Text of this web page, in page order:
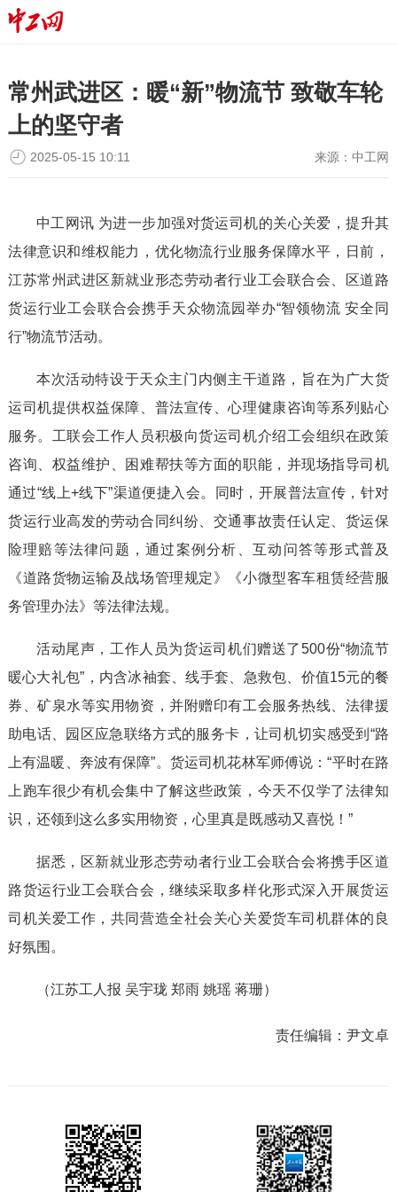
常州武进区：暖“新”物流节 致敬车轮
上的坚守者
来源：中工网
2025-05-15 10:11
中工网讯 为进一步加强对货运司机的关心关爱，提升其
法律意识和维权能力，优化物流行业服务保障水平，日前，
江苏常州武进区新就业形态劳动者行业工会联合会、区道路
货运行业工会联合会携手天众物流园举办“智领物流 安全同
行”物流节活动。
本次活动特设于天众主门内侧主干道路，旨在为广大货
运司机提供权益保障、普法宣传、心理健康咨询等系列贴心
服务。工联会工作人员积极向货运司机介绍工会组织在政策
咨询、权益维护、困难帮扶等方面的职能，并现场指导司机
通过“线上+线下”渠道便捷入会。同时，开展普法宣传，针对
货运行业高发的劳动合同纠纷、交通事故责任认定、货运保
险理赔等法律问题，通过案例分析、互动问答等形式普及
《道路货物运输及战场管理规定》《小微型客车租赁经营服
务管理办法》等法律法规。
活动尾声，工作人员为货运司机们赠送了500份“物流节
暖心大礼包”，内含冰袖套、线手套、急救包、价值15元的餐
券、矿泉水等实用物资，并附赠印有工会服务热线、法律援
助电话、园区应急联络方式的服务卡，让司机切实感受到“路
上有温暖、奔波有保障”。货运司机花林军师傅说：“平时在路
上跑车很少有机会集中了解这些政策，今天不仅学了法律知
识，还领到这么多实用物资，心里真是既感动又喜悦！”
据悉，区新就业形态劳动者行业工会联合会将携手区道
路货运行业工会联合会，继续采取多样化形式深入开展货运
司机关爱工作，共同营造全社会关心关爱货车司机群体的良
好氛围。
（江苏工人报 吴宇珑 郑雨 姚瑶 蒋珊）
责任编辑：尹文卓